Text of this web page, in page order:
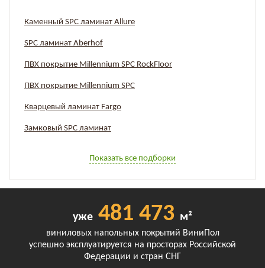
Каменный SPC ламинат Allure
SPC ламинат Aberhof
ПВХ покрытие Millennium SPC RockFloor
ПВХ покрытие Millennium SPC
Кварцевый ламинат Fargo
Замковый SPC ламинат
Показать все подборки
уже 481 473 м²
виниловых напольных покрытий ВиниПол
успешно эксплуатируется на просторах Российской
Федерации и стран СНГ